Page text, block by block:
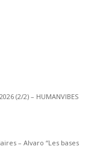
(2/2) – HUMANVIBES
– Alvaro “Les bases